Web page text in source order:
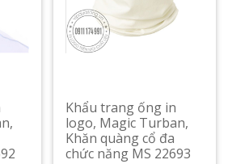
Khẩu trang ống in
logo, Magic Turban,
Khăn quàng cổ đa
chức năng MS 22693